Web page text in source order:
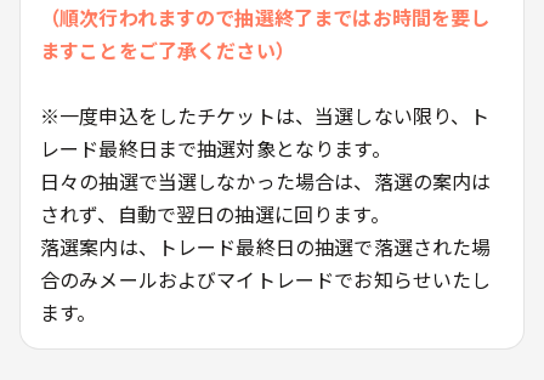
（順次行われますので抽選終了まではお時間を要し
ますことをご了承ください）
※一度申込をしたチケットは、当選しない限り、ト
レード最終日まで抽選対象となります。
日々の抽選で当選しなかった場合は、落選の案内は
されず、自動で翌日の抽選に回ります。
落選案内は、トレード最終日の抽選で落選された場
合のみメールおよびマイトレードでお知らせいたし
ます。